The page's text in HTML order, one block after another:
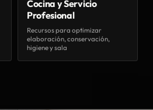
Cocina y Servicio
Profesional
Recursos para optimizar
elaboración, conservación,
higiene y sala